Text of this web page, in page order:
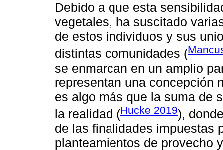
Debido a que esta
vegetales, ha suscitado
de estos individuos y sus
distintas comunidades (
se enmarcan en un amplio
representan una concepción
es algo más que la suma de
la realidad (Hucke 2019),
de las finalidades impuestas
planteamientos de provecho